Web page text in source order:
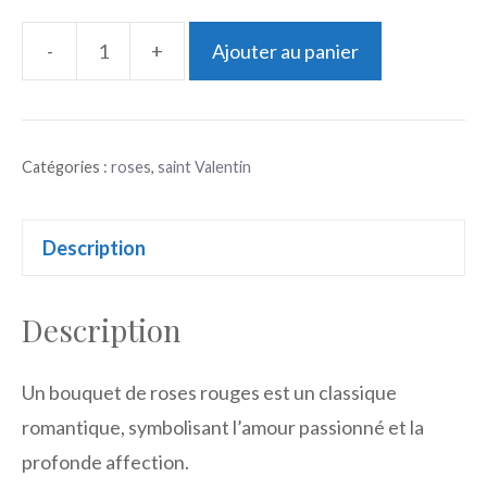
-
quantité
de
+ Ajouter au panier
Catégories : roses, saint Valentin
Description
Description
Un bouquet de roses rouges est un classique
romantique, symbolisant l’amour passionné et la
profonde affection.